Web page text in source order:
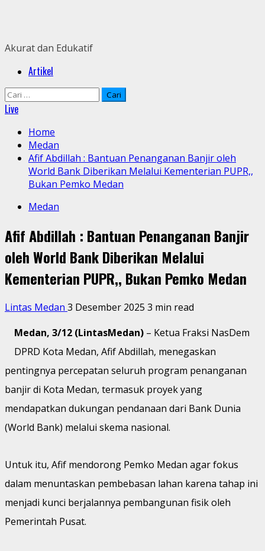
Akurat dan Edukatif
PrimaryArtikel
Cari
untuk:
Live
Home
Medan
Afif Abdillah : Bantuan Penanganan Banjir oleh
World Bank Diberikan Melalui Kementerian PUPR,,
Bukan Pemko Medan
Medan
Afif Abdillah : Bantuan Penanganan Banjir
oleh World Bank Diberikan Melalui
Kementerian PUPR,, Bukan Pemko Medan
Lintas Medan 3 Desember 2025 3 min read
Medan, 3/12 (LintasMedan) – Ketua Fraksi NasDem
DPRD Kota Medan, Afif Abdillah, menegaskan
pentingnya percepatan seluruh program penanganan
banjir di Kota Medan, termasuk proyek yang
mendapatkan dukungan pendanaan dari Bank Dunia
(World Bank) melalui skema nasional.
Untuk itu, Afif mendorong Pemko Medan agar fokus
dalam menuntaskan pembebasan lahan karena tahap ini
menjadi kunci berjalannya pembangunan fisik oleh
Pemerintah Pusat.